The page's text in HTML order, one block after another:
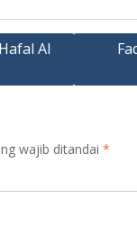
Al
wajib ditandai *